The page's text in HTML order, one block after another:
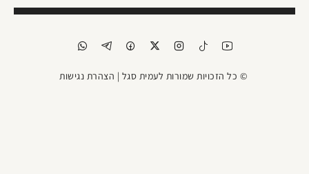
© כל הזכויות שמורות לעמית סגל | הצהרת נגישות